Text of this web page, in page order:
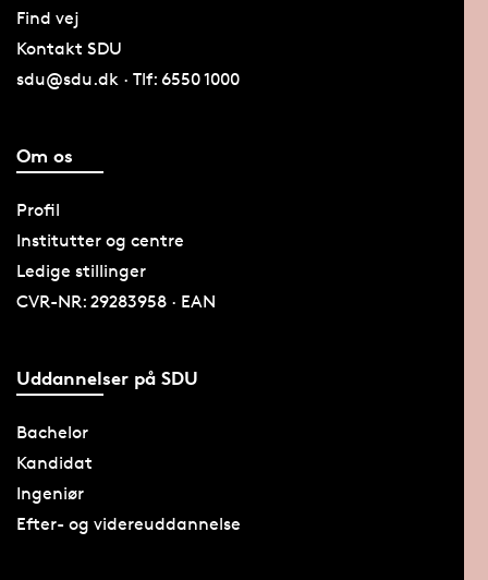
Find vej
Kontakt SDU
sdu@sdu.dk · Tlf: 6550 1000
Om os
Profil
Institutter og centre
Ledige stillinger
CVR-NR: 29283958 · EAN
Uddannelser på SDU
Bachelor
Kandidat
Ingeniør
Efter- og videreuddannelse